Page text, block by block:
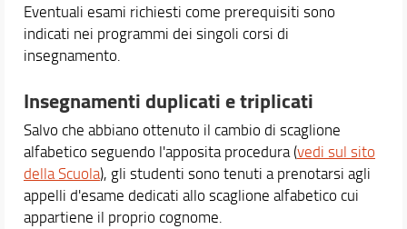
Docenti
Orario e calendari
Eventuali esami richiesti come prerequisiti sono
indicati nei programmi dei singoli corsi di
insegnamento.
Insegnamenti duplicati e triplicati
Salvo che abbiano ottenuto il cambio di scaglione
alfabetico seguendo l'apposita procedura (vedi sul sito
della Scuola), gli studenti sono tenuti a prenotarsi agli
appelli d'esame dedicati allo scaglione alfabetico cui
appartiene il proprio cognome.